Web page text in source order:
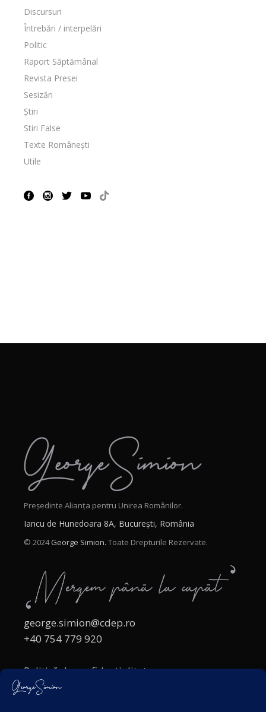
Discursuri
Întrebări / interpelări
Politic
Raport Săptămânal
Revista Presei
Sesizări
Știri
Stiri False
Texte Românești
Utile
Președinte Alianța pentru Unirea Românilor.
Iancu de Hunedoara 8A, București, România
© 2024George Simion. Toate Drepturile Rezervate.
george.simion@cdep.ro
+40 754 779 920
Politică de confidențialitate
Politica cookies